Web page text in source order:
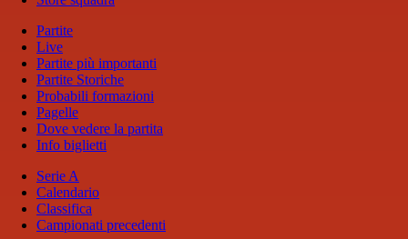
Partite
Live
Partite più importanti
Partite Storiche
Probabili formazioni
Pagelle
Dove vedere la partita
Info biglietti
Serie A
Calendario
Classifica
Campionati precedenti